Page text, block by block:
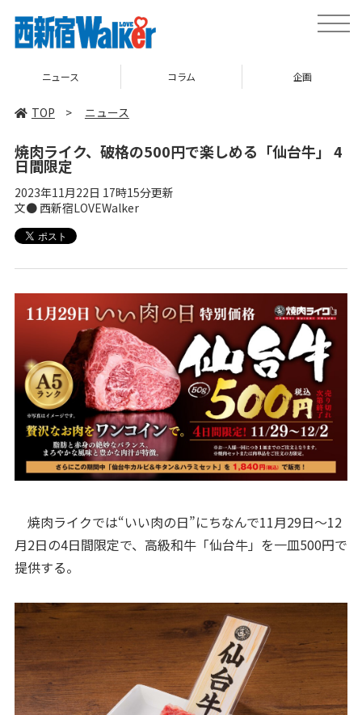
toggle
ニュース コラム 企画
TOP > ニュース
焼肉ライク、破格の500円で楽しめる「仙台牛」 4
日間限定
2023年11月22日 17時15分更新
文● 西新宿LOVEWalker
焼肉ライクでは“いい肉の日”にちなんで11月29日～12
月2日の4日間限定で、高級和牛「仙台牛」を一皿500円で
提供する。